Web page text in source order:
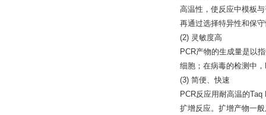
高温性，使反应中模板
再通过选择特异性和保
(2) 灵敏度高
PCR产物的生成量是以
细胞；在病毒的检测中
(3) 简便、快速
PCR反应用耐高温的
扩增反应。扩增产物一